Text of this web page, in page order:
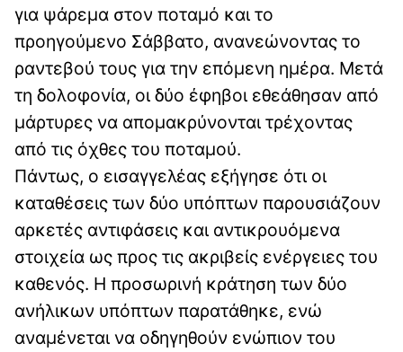
για ψάρεμα στον ποταμό και το
προηγούμενο Σάββατο, ανανεώνοντας το
ραντεβού τους για την επόμενη ημέρα. Μετά
τη δολοφονία, οι δύο έφηβοι εθεάθησαν από
μάρτυρες να απομακρύνονται τρέχοντας
από τις όχθες του ποταμού.
Πάντως, ο εισαγγελέας εξήγησε ότι οι
καταθέσεις των δύο υπόπτων παρουσιάζουν
αρκετές αντιφάσεις και αντικρουόμενα
στοιχεία ως προς τις ακριβείς ενέργειες του
καθενός. Η προσωρινή κράτηση των δύο
ανήλικων υπόπτων παρατάθηκε, ενώ
αναμένεται να οδηγηθούν ενώπιον του